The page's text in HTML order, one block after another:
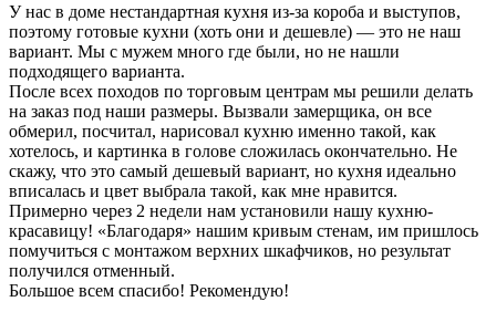
У нас в доме нестандартная кухня из-за короба и выступов,
поэтому готовые кухни (хоть они и дешевле) — это не наш
вариант. Мы с мужем много где были, но не нашли
подходящего варианта.
После всех походов по торговым центрам мы решили делать
на заказ под наши размеры. Вызвали замерщика, он все
обмерил, посчитал, нарисовал кухню именно такой, как
хотелось, и картинка в голове сложилась окончательно. Не
скажу, что это самый дешевый вариант, но кухня идеально
вписалась и цвет выбрала такой, как мне нравится.
Примерно через 2 недели нам установили нашу кухню-
красавицу! «Благодаря» нашим кривым стенам, им пришлось
помучиться с монтажом верхних шкафчиков, но результат
получился отменный.
Большое всем спасибо! Рекомендую!